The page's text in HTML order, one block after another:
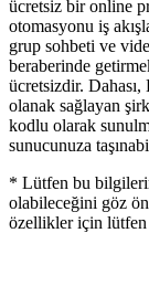
ücretsiz bir online
otomasyonu iş
grup sohbeti ve
beraberinde
ücretsizdir.
olanak sağlayan
kodlu olarak
sunucunuza
* Lütfen bu
olabileceğini göz
özellikler için lütfen